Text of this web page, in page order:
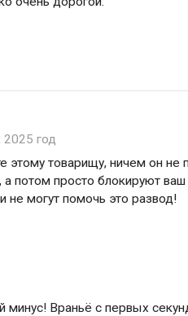
2025 год
этому товарищу, ничем он не
а потом просто блокируют
не могут помочь это развод!
минус! Враньё с первых